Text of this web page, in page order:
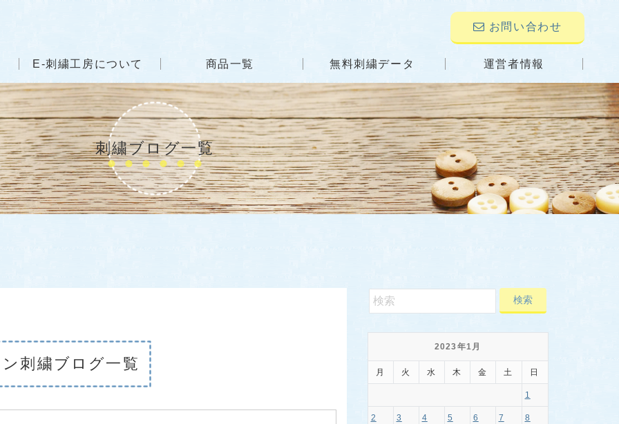
お問い合わせ
E-刺繍工房について 商品一覧 無料刺繍データ 運営者情報
刺繍ブログ一覧
刺繍ブログ一覧
2023年1月
月 火 水 木 金 土 日
1
2 3 4 5 6 7 8